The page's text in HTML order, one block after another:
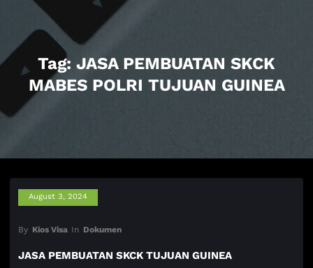
Tag: JASA PEMBUATAN SKCK
MABES POLRI TUJUAN GUINEA
August 3, 2024
By Kios Visa In Dokumen
JASA PEMBUATAN SKCK TUJUAN GUINEA